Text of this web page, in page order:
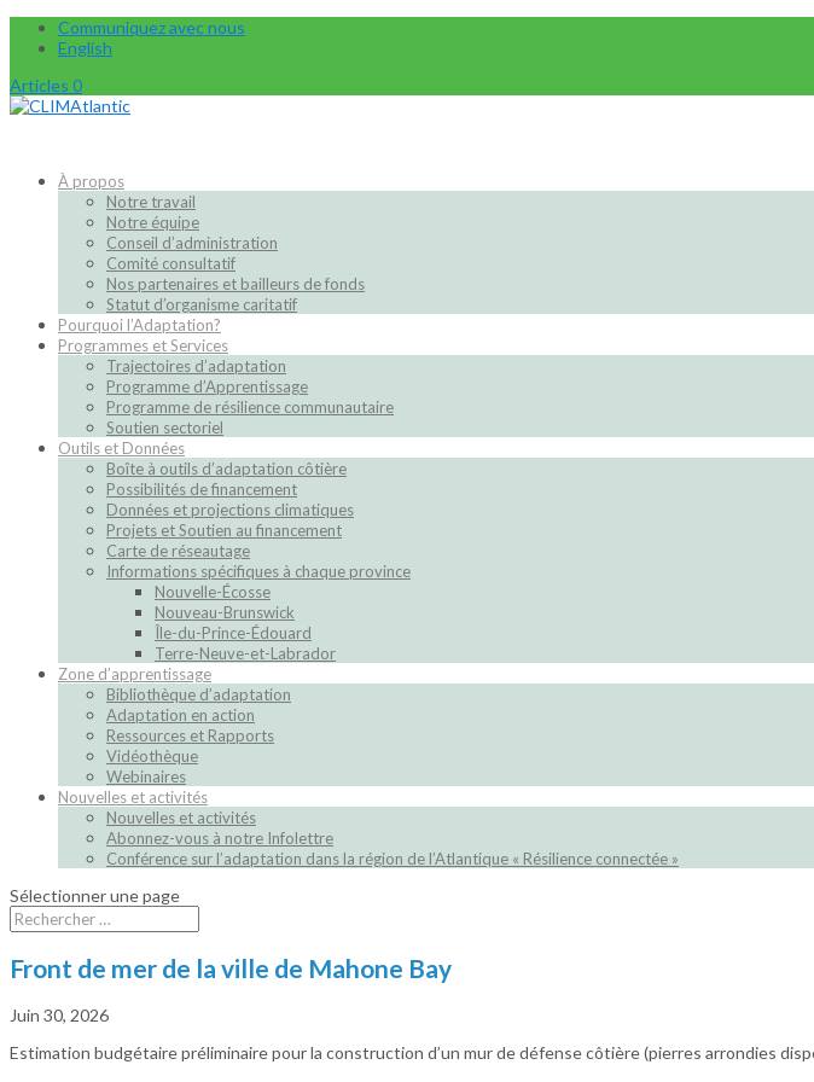
Communiquez avec nous
English
Articles 0
À propos
Notre travail
Notre équipe
Conseil d’administration
Comité consultatif
Nos partenaires et bailleurs de fonds
Statut d’organisme caritatif
Pourquoi l’Adaptation?
Programmes et Services
Trajectoires d’adaptation
Programme d’Apprentissage
Programme de résilience communautaire
Soutien sectoriel
Outils et Données
Boîte à outils d’adaptation côtière
Possibilités de financement
Données et projections climatiques
Projets et Soutien au financement
Carte de réseautage
Informations spécifiques à chaque province
Nouvelle-Écosse
Nouveau-Brunswick
Île-du-Prince-Édouard
Terre-Neuve-et-Labrador
Zone d’apprentissage
Bibliothèque d’adaptation
Adaptation en action
Ressources et Rapports
Vidéothèque
Webinaires
Nouvelles et activités
Nouvelles et activités
Abonnez-vous à notre Infolettre
Conférence sur l’adaptation dans la région de l’Atlantique « Résilience connectée »
Sélectionner une page
Front de mer de la ville de Mahone Bay
Juin 30, 2026
Estimation budgétaire préliminaire pour la construction d’un mur de défense côtière (pierres arrondies